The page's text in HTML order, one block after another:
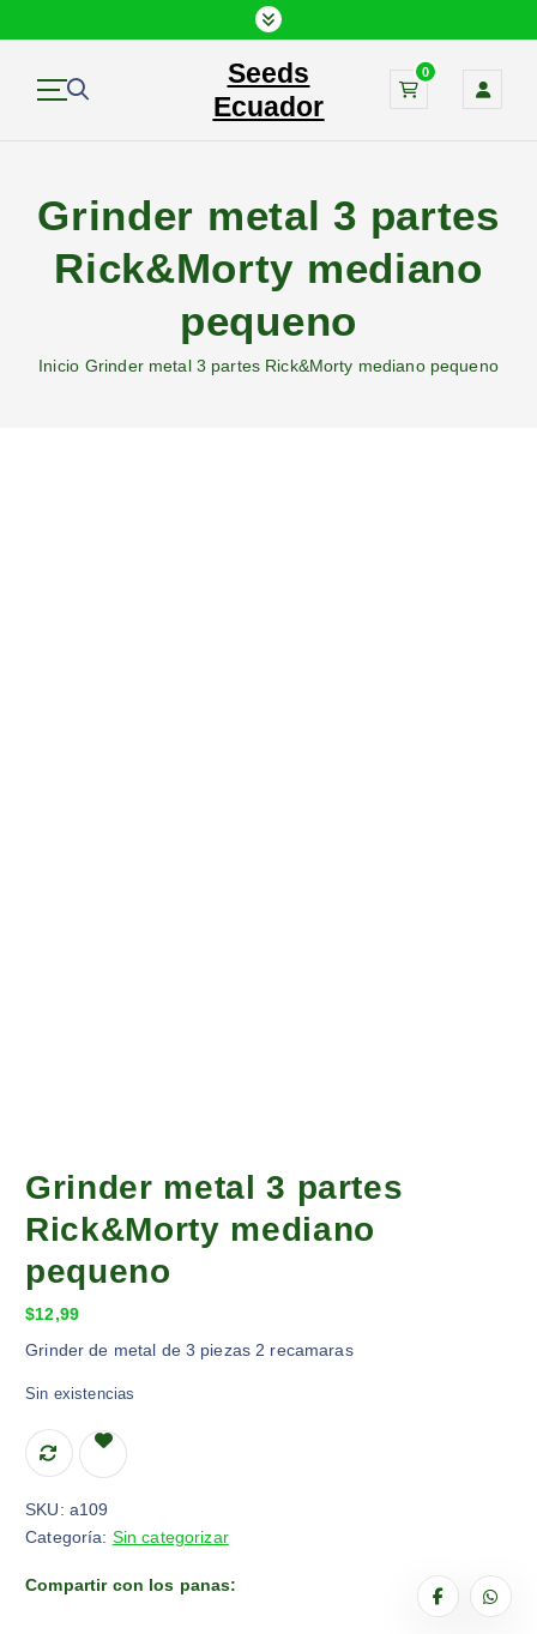
a
Seeds
Ecuador
0
Grinder metal 3 partes
Rick&Morty mediano
pequeno
Inicio Grinder metal 3 partes Rick&Morty mediano pequeno
Grinder metal 3 partes
Rick&Morty mediano
pequeno
$12,99
Grinder de metal de 3 piezas 2 recamaras
Sin existencias
SKU: a109
Categoría: Sin categorizar
Compartir con los panas: